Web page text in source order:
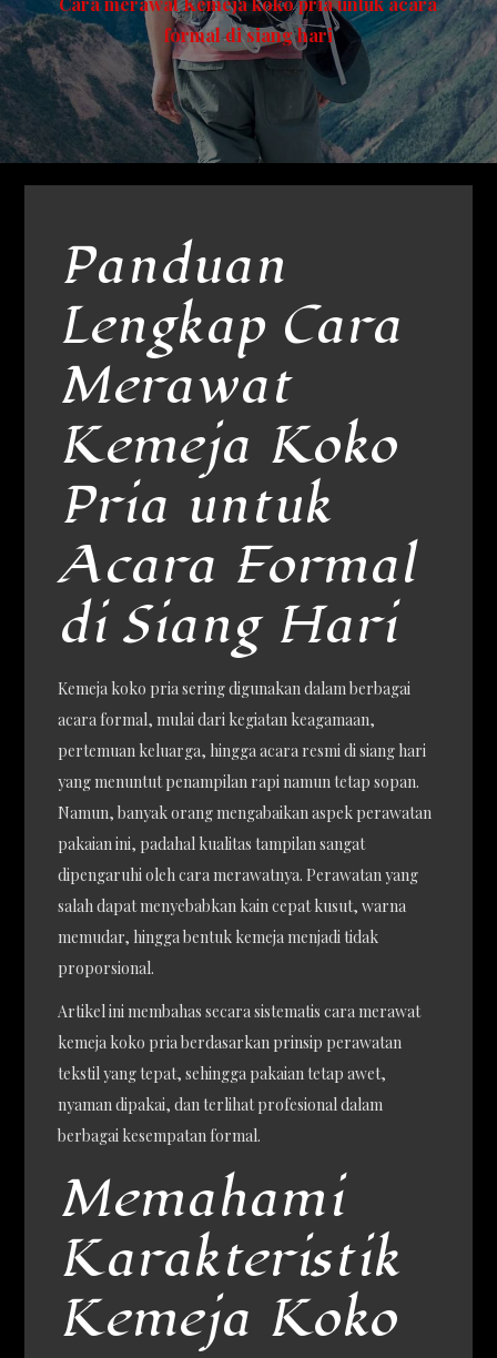
formal di siang hari
Panduan
Lengkap Cara
Merawat
Kemeja Koko
Pria untuk
Acara Formal
di Siang Hari
Kemeja koko pria sering digunakan dalam berbagai
acara formal, mulai dari kegiatan keagamaan,
pertemuan keluarga, hingga acara resmi di siang hari
yang menuntut penampilan rapi namun tetap sopan.
Namun, banyak orang mengabaikan aspek perawatan
pakaian ini, padahal kualitas tampilan sangat
dipengaruhi oleh cara merawatnya. Perawatan yang
salah dapat menyebabkan kain cepat kusut, warna
memudar, hingga bentuk kemeja menjadi tidak
proporsional.
Artikel ini membahas secara sistematis cara merawat
kemeja koko pria berdasarkan prinsip perawatan
tekstil yang tepat, sehingga pakaian tetap awet,
nyaman dipakai, dan terlihat profesional dalam
berbagai kesempatan formal.
Memahami
Karakteristik
Kemeja Koko